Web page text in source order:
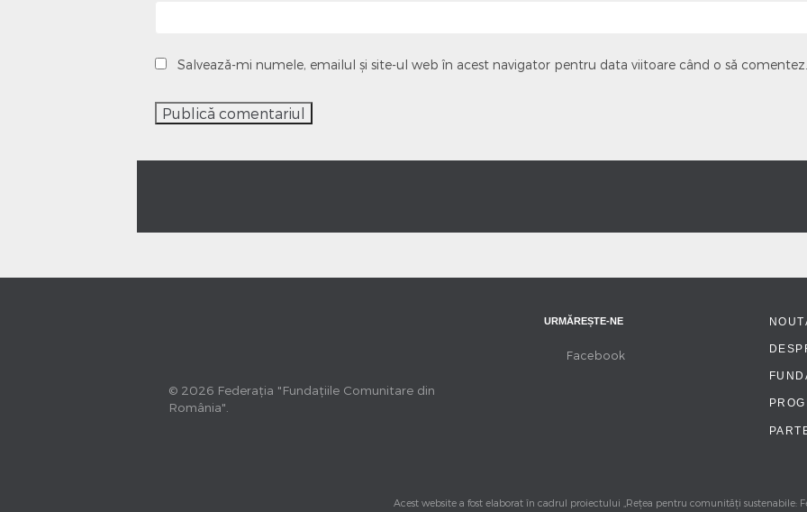
Salvează-mi numele, emailul și site-ul web în acest navigator pentru data viitoare când o să comentez.
© 2026 Federația "Fundațiile Comunitare din
România".
URMĂREȘTE-NE
Facebook
Acest website a fost elaborat în cadrul proiectului „Rețea pentru comunități sustenabile: